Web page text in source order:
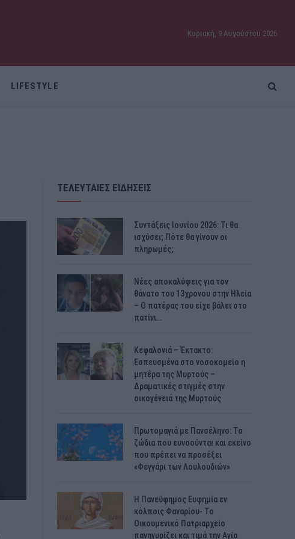
Κυριακή, 9 Αυγούστου 2026
LIFESTYLE
ΤΕΛΕΥΤΑΙΕΣ ΕΙΔΗΣΕΙΣ
Συντάξεις Ιουνίου 2026: Τι θα
ισχύσει; Πότε θα γίνουν οι
πληρωμές;
Νέες αποκαλύψεις για τον
θάνατο του 13χρονου στην Ηλεία
– Ο πατέρας του είχε βάλει στο
πατίνι…
Κεφαλονιά – Έκτακτο:
Εσπευσμένα στο νοσοκομείο η
μητέρα της Μυρτούς –
Δραματικές στιγμές στην
οικογένειά της Μυρτούς
Πρωτομαγιά με Πανσέληνο: Τα
ζώδια που ευνοούνται και εκείνο
που πρέπει να προσέξει
«Φεγγάρι των Λουλουδιών»
H Πανεύφημος Ευφημία εν
κόλποις Φαναρίου- Το
Οικουμενικό Πατριαρχείο
πανηγυρίζει και τιμά την Αγία